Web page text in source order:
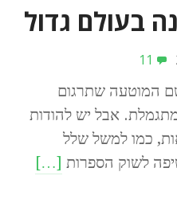
בעולם גדול
11
המוטעה שתרגום
אבל יש להודות
כמו למשל שלל
לשוק הספרות […]